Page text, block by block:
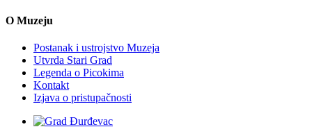
O Muzeju
Postanak i ustrojstvo Muzeja
Utvrda Stari Grad
Legenda o Picokima
Kontakt
Izjava o pristupačnosti